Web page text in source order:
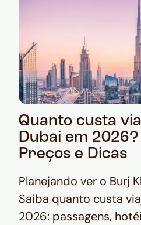
Quanto custa
Dubai em
Preços e Dicas
Planejando ver o Burj
Saiba quanto custa
2026: passagens,